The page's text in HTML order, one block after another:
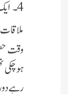
4۔
ہو
رہے